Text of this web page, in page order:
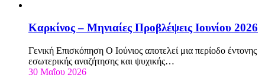
Καρκίνος – Μηνιαίες Προβλέψεις Ιουνίου 2026
Γενική Επισκόπηση Ο Ιούνιος αποτελεί μια περίοδο έντονης
εσωτερικής αναζήτησης και ψυχικής…
30 Μαΐου 2026